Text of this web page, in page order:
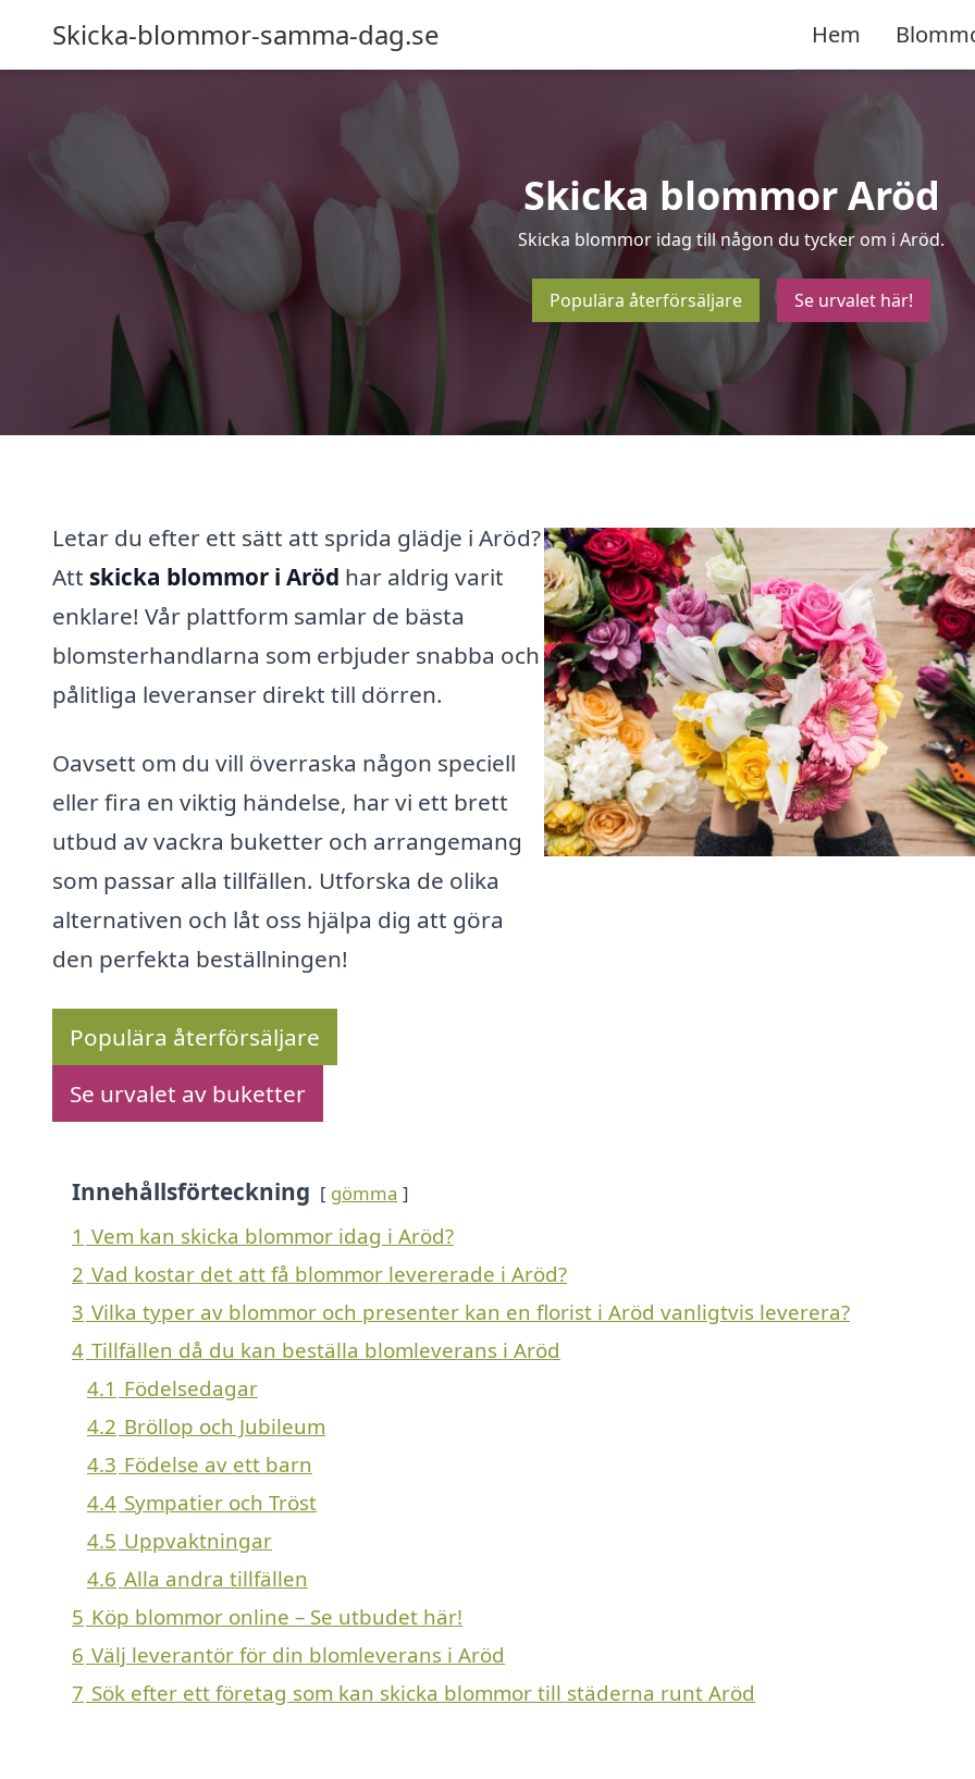
Skicka-blommor-samma-dag.se Hem
Skicka blommor Aröd
Skicka blommor idag till någon du tycker om i Aröd.
Populära återförsäljare Se urvalet här!
Letar du efter ett sätt att sprida glädje i Aröd?
Att skicka blommor i Aröd har aldrig varit
enklare! Vår plattform samlar de bästa
blomsterhandlarna som erbjuder snabba och
pålitliga leveranser direkt till dörren.
Oavsett om du vill överraska någon speciell
eller fira en viktig händelse, har vi ett brett
utbud av vackra buketter och arrangemang
som passar alla tillfällen. Utforska de olika
alternativen och låt oss hjälpa dig att göra
den perfekta beställningen!
Populära återförsäljare
Se urvalet av buketter
Innehållsförteckning gömma
1 Vem kan skicka blommor idag i Aröd?
2 Vad kostar det att få blommor levererade i Aröd?
3 Vilka typer av blommor och presenter kan en florist i Aröd vanligtvis leverera?
4 Tillfällen då du kan beställa blomleverans i Aröd
4.1 Födelsedagar
4.2 Bröllop och Jubileum
4.3 Födelse av ett barn
4.4 Sympatier och Tröst
4.5 Uppvaktningar
4.6 Alla andra tillfällen
5 Köp blommor online – Se utbudet här!
6 Välj leverantör för din blomleverans i Aröd
7 Sök efter ett företag som kan skicka blommor till städerna runt Aröd